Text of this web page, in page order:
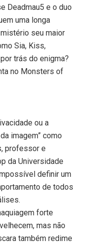
Deadmau5 e o duo
uma longa
seu maior
Sia, Kiss,
trás do enigma?
no Monsters of
ou a
imagem” como
professor e
da Universidade
definir um
de todos
forte
mas não
também redime